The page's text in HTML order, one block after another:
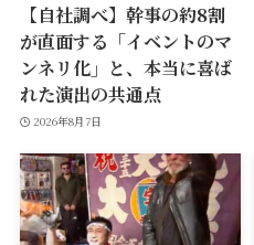
【自社調べ】幹事の約8割
が直面する「イベントのマ
ンネリ化」と、本当に喜ば
れた演出の共通点
2026年8月7日